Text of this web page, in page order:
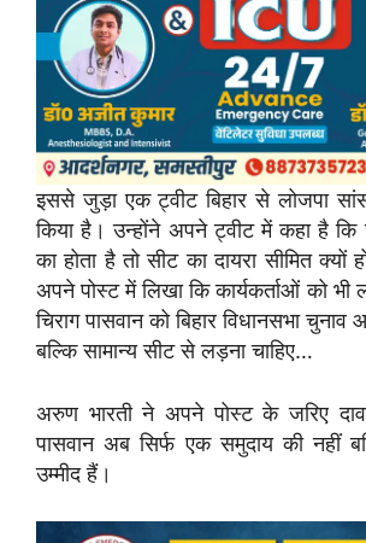
इससे जुड़ा एक ट्वीट बिहार से लोजपा
किया है। उन्होंने अपने ट्वीट में कहा है कि
का होता है तो सीट का दायरा सीमित क्यों
अपने पोस्ट में लिखा कि कार्यकर्ताओं को भी
चिराग पासवान को बिहार विधानसभा चुनाव
बल्कि सामान्य सीट से लड़ना चाहिए…
अरुण भारती ने अपने पोस्ट के जरिए
पासवान अब सिर्फ एक समुदाय की नहीं
उम्मीद हैं।